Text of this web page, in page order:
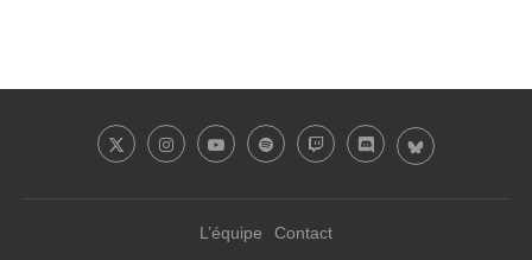
L’équipe Contact